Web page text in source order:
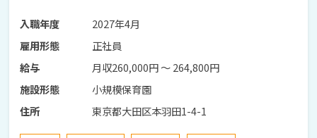
入職年度
2027年4月
雇用形態
正社員
給与
月収260,000円 〜 264,800円
施設形態
小規模保育園
住所
東京都大田区本羽田1-4-1